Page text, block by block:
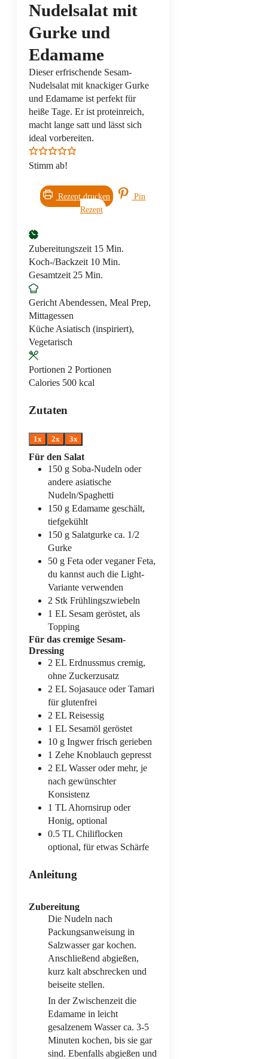
Nudelsalat mit
Gurke und
Edamame
Dieser erfrischende Sesam-
Nudelsalat mit knackiger Gurke
und Edamame ist perfekt für
heiße Tage. Er ist proteinreich,
macht lange satt und lässt sich
ideal vorbereiten.
Stimm ab!
Rezept drucken
Pin
Rezept
Zubereitungszeit 15Minuten
Min.
Koch-/Backzeit 10Minuten
Min.
Gesamtzeit 25Minuten
Min.
Gericht Abendessen, Meal Prep,
Mittagessen
Küche Asiatisch (inspiriert),
Vegetarisch
Portionen 2 Portionen
Calories 500 kcal
Zutaten
1x 2x 3x
Für den Salat
150 g Soba-Nudeln oder
andere asiatische
Nudeln/Spaghetti
150 g Edamame geschält,
tiefgekühlt
150 g Salatgurke ca. 1/2
Gurke
50 g Feta oder veganer Feta,
du kannst auch die Light-
Variante verwenden
2 Stk Frühlingszwiebeln
1 EL Sesam geröstet, als
Topping
Für das cremige Sesam-
Dressing
2 EL Erdnussmus cremig,
ohne Zuckerzusatz
2 EL Sojasauce oder Tamari
für glutenfrei
2 EL Reisessig
1 EL Sesamöl geröstet
10 g Ingwer frisch gerieben
1 Zehe Knoblauch gepresst
2 EL Wasser oder mehr, je
nach gewünschter
Konsistenz
1 TL Ahornsirup oder
Honig, optional
0.5 TL Chiliflocken
optional, für etwas Schärfe
Anleitung
Zubereitung
Die Nudeln nach
Packungsanweisung in
Salzwasser gar kochen.
Anschließend abgießen,
kurz kalt abschrecken und
beiseite stellen.
In der Zwischenzeit die
Edamame in leicht
gesalzenem Wasser ca. 3-5
Minuten kochen, bis sie gar
sind. Ebenfalls abgießen und